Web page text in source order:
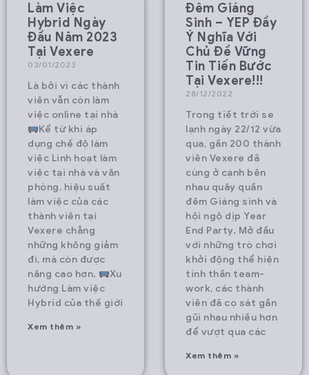
Làm Việc
Hybrid Ngày
Đầu Năm 2023
Tại Vexere
03/01/2023
Là bởi vì các thành
viên vẫn còn làm
việc online tại nhà
Kể từ khi áp
dụng chế độ làm
việc Linh hoạt làm
việc tại nhà và văn
phòng, hiệu suất
làm việc của các
thành viên tại
Vexere chẳng
những không giảm
đi, mà còn được
nâng cao hơn.
Xu
hướng Làm việc
Hybrid của thế giới
Xem thêm »
Đêm Giáng
Sinh – YEP Đầy
Ý Nghĩa Với
Chủ Đề Vững
Tin Tiến Bước
Tại Vexere!!!
28/12/2022
Trong tiết trời se
lạnh ngày 22/12 vừa
qua, gần 200 thành
viên Vexere đã
cùng ở cạnh bên
nhau quây quần
đêm Giáng sinh và
hội ngộ dịp Year
End Party. Mở đầu
với những trò chơi
khởi động thể hiện
tinh thần team-
work, các thành
viên đã cọ sát gần
gũi nhau nhiều hơn
để vượt qua các
Xem thêm »